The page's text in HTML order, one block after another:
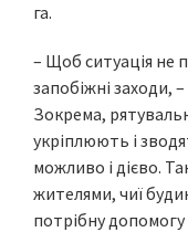
га.
– Щоб ситуація не
запобіжні заходи,
Зокрема,
укріплюють і
можливо і дієво.
жителями, чиї
потрібну